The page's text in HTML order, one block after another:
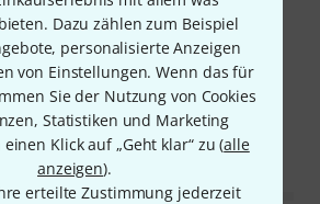
Dazu zählen zum Beispiel
personalisierte Anzeigen
von Einstellungen. Wenn das für
Sie der Nutzung von Cookies
Statistiken und Marketing
Klick auf „Geht klar“ zu (alle
anzeigen).
erteilte Zustimmung jederzeit
Pads kann man einfach rein oder
nichts zusammenpressen und
brauchen
BEWERTUNG MELDEN